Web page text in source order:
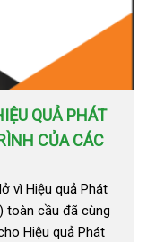
QUẢ PHÁT
CỦA CÁC
vì Hiệu quả Phát
toàn cầu đã cùng
Hiệu quả Phát